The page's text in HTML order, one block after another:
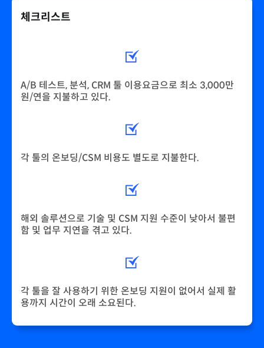
체크리스트
A/B 테스트, 분석, CRM 툴 이용요금으로 최소 3,000만
원/연을 지불하고 있다.
각 툴의 온보딩/CSM 비용도 별도로 지불한다.
해외 솔루션으로 기술 및 CSM 지원 수준이 낮아서 불편
함 및 업무 지연을 겪고 있다.
각 툴을 잘 사용하기 위한 온보딩 지원이 없어서 실제 활
용까지 시간이 오래 소요된다.